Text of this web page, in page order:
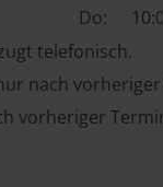
Do:
telefonisch.
nach
vorheriger